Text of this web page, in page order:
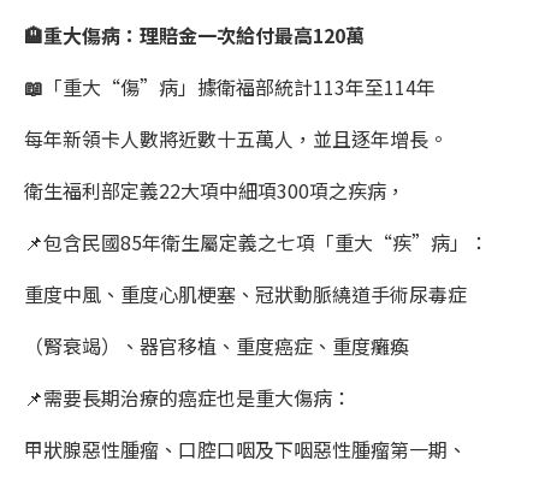
🏨重大傷病：理賠金一次給付最高120萬
📖 「重大“傷”病」據衛福部統計113年至114年
每年新領卡人數將近數十五萬人，並且逐年增長。
衛生福利部定義22大項中細項300項之疾病，
📌包含民國85年衛生屬定義之七項「重大“疾”病」：
重度中風、重度心肌梗塞、冠狀動脈繞道手術尿毒症
（腎衰竭）、器官移植、重度癌症、重度癱瘓
📌需要長期治療的癌症也是重大傷病：
甲狀腺惡性腫瘤、口腔口咽及下咽惡性腫瘤第一期、